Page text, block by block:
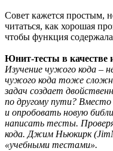
Совет кажется простым,
читаться, как хорошая
чтобы функция
Юнит-тесты в качестве
Изучение чужого кода –
чужого кода тоже
задач создает
по другому пути?
и опробовать новую
написать тесты.
кода. Джим Ньюкирк (Jim
«учебными тестами».